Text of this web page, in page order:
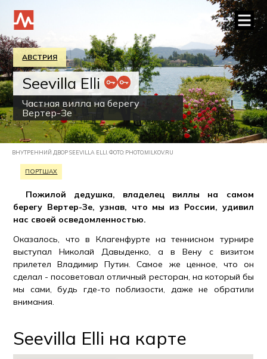
АВСТРИЯ
Seevilla Elli
Частная вилла на берегу
Вертер-Зе
ВНУТРЕННИЙ ДВОР SEEVILLA ELLI. ФОТО: PHOTO.MILKOV.RU
ПОРТШАХ
Пожилой дедушка, владелец виллы на самом
берегу Вертер-Зе, узнав, что мы из России, удивил
нас своей осведомленностью.
Оказалось, что в Клагенфурте на теннисном турнире
выступал Николай Давыденко, а в Вену с визитом
прилетел Владимир Путин. Самое же ценное, что он
сделал - посоветовал отличный ресторан, на который бы
мы сами, будь где-то поблизости, даже не обратили
внимания.
Seevilla Elli на карте